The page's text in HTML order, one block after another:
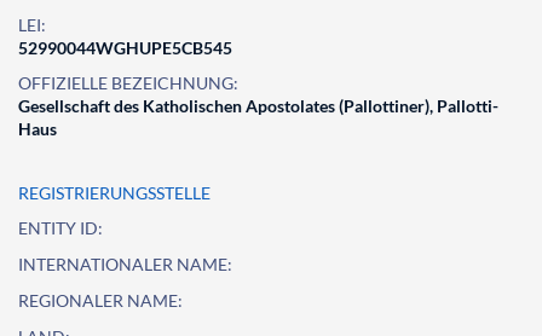
LEI:
52990044WGHUPE5CB545
OFFIZIELLE BEZEICHNUNG:
Gesellschaft des Katholischen Apostolates (Pallottiner), Pallotti-
Haus
REGISTRIERUNGSSTELLE
ENTITY ID:
INTERNATIONALER NAME:
REGIONALER NAME: